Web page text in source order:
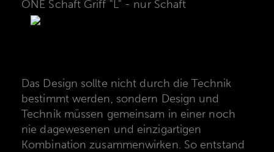
ONE Schaft Griff "L" - nur Schaft
Das Design sollte nicht durch die Technik
bestimmt werden, sondern Design und
Technik müssen gemeinsam in einer noch
nie dagewesenen und einzigartigen
Kombination zusammenwirken. So entstand